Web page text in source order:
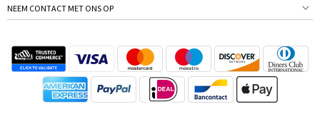
NEEM CONTACT MET ONS OP